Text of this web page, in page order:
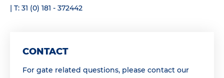
| T: 31 (0) 181 - 372442
CONTACT
For gate related questions, please contact our